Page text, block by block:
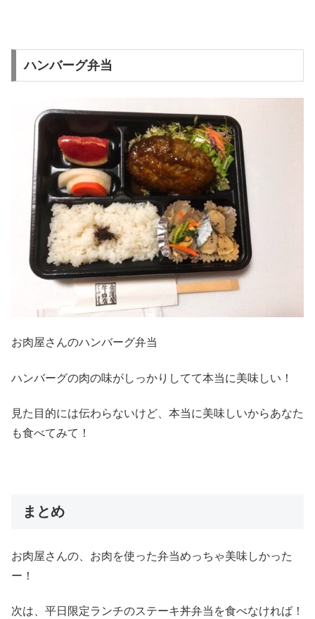
ハンバーグ弁当
お肉屋さんのハンバーグ弁当
ハンバーグの肉の味がしっかりしてて本当に美味しい！
見た目的には伝わらないけど、本当に美味しいからあなた
も食べてみて！
まとめ
お肉屋さんの、お肉を使った弁当めっちゃ美味しかった
ー！
次は、平日限定ランチのステーキ丼弁当を食べなければ！